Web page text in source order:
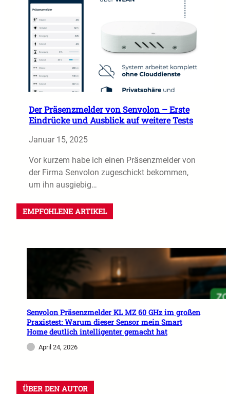
Der Präsenzmelder von Senvolon – Erste
Eindrücke und Ausblick auf weitere Tests
Januar 15, 2025
Vor kurzem habe ich einen Präsenzmelder von
der Firma Senvolon zugeschickt bekommen,
um ihn ausgiebig…
EMPFOHLENE ARTIKEL
Senvolon Präsenzmelder KL MZ 60 GHz im großen
Praxistest: Warum dieser Sensor mein Smart
Home deutlich intelligenter gemacht hat
April 24, 2026
ÜBER DEN AUTOR